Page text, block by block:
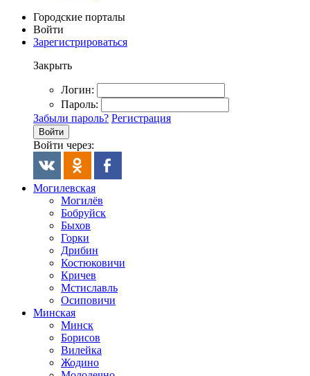
Городские порталы
Войти
Зарегистрироваться
Закрыть
Логин:
Пароль:
Забыли пароль? Регистрация
Войти
Войти через:
Могилевская
Могилёв
Бобруйск
Быхов
Горки
Дрибин
Костюковичи
Кричев
Мстиславль
Осиповичи
Минская
Минск
Борисов
Вилейка
Жодино